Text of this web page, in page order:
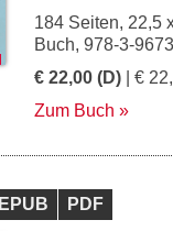
184 Seiten, 22,5
Buch, 978-3-
€ 22,00 (D) | €
Zum Buch
EPUB
PDF